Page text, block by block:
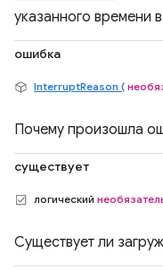
указанного времени
ошибка
InterruptReason (
Почему произошла
существует
логический
Существует ли